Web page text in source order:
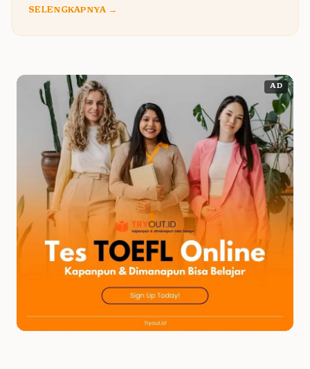
SELENGKAPNYA →
AD